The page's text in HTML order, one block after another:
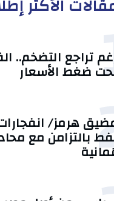
الأكثر
تراجع التضخم..
ضغط الأسعار
هرمز/
بالتزامن مع